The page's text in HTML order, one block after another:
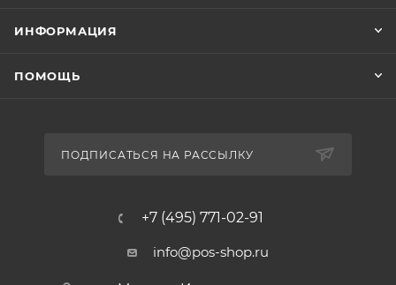
ИНФОРМАЦИЯ
ПОМОЩЬ
ПОДПИСАТЬСЯ НА РАССЫЛКУ
+7 (495) 771-02-91
info@pos-shop.ru